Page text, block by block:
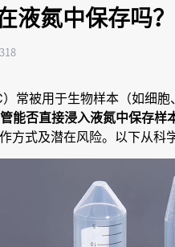
液氮中保存吗？
常被用于生物样本（如细胞
能否直接浸入液氮中保存样
方式及潜在风险。以下从科